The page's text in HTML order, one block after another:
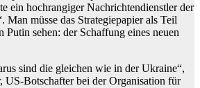
ein hochrangiger Nachrichtendienstler der
Man müsse das Strategiepapier als Teil
Putin sehen: der Schaffung eines neuen
sind die gleichen wie in der Ukraine“,
US-Botschafter bei der Organisation für